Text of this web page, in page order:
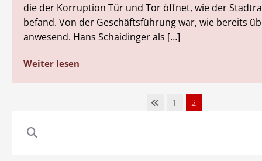
die der Korruption Tür und Tor öffnet, wie der
befand. Von der Geschäftsführung war, wie bereits
anwesend. Hans Schaidinger als […]
Weiter lesen
1 2